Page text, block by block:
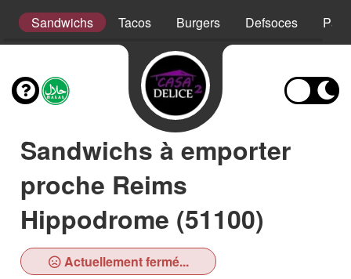
Sandwichs Tacos Burgers Defsoces
Sandwichs à emporter
proche Reims
Hippodrome (51100)
Actuellement fermé...